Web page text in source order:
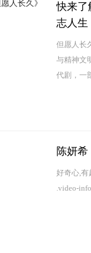
快来了
志人生
但愿人长
与精神文
代剧，一
陈妍
好奇心,有
.video-